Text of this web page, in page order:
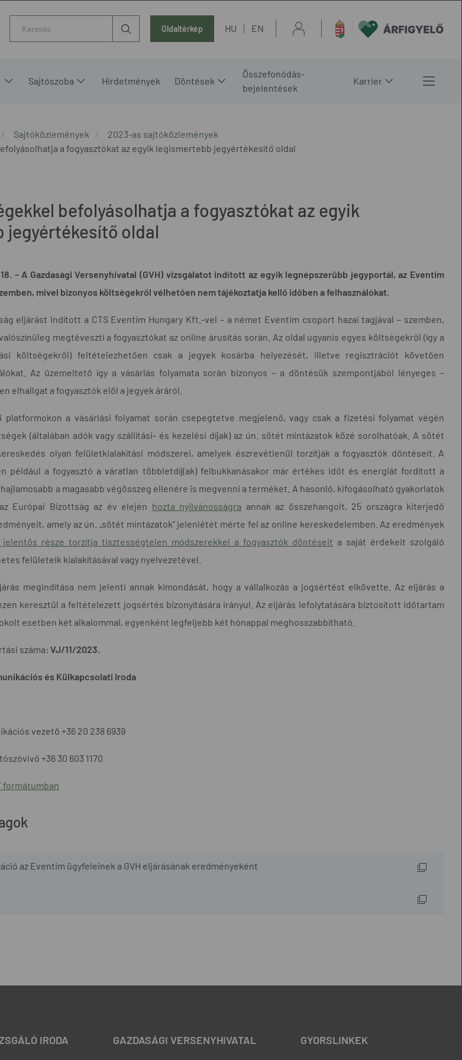
Oldaltérkép HU EN
Sajtószoba Hirdetmények Döntések
Összefonódás-
bejelentések
Karrier
Sajtóközlemények
2023-as sajtóközlemények
a fogyasztókat az egyik legismertebb jegyértékesítő oldal
befolyásolhatja a fogyasztókat az egyik
jegyértékesítő oldal
– A Gazdasági Versenyhivatal (GVH) vizsgálatot indított az egyik legnépszerűbb jegyportál, az Eventim
mivel bizonyos költségekről vélhetően nem tájékoztatja kellő időben a felhasználókat.
eljárást indított a CTS Eventim Hungary Kft.-vel – a német Eventim csoport hazai tagjával – szemben,
megtéveszti a fogyasztókat az online árusítás során. Az oldal ugyanis egyes költségekről (így a
költségekről) feltételezhetően csak a jegyek kosárba helyezését, illetve regisztrációt követően
Az üzemeltető így a vásárlás folyamata során bizonyos – a döntésük szempontjából lényeges –
elhallgat a fogyasztók elől a jegyek áráról.
platformokon a vásárlási folyamat során csepegtetve megjelenő, vagy csak a fizetési folyamat végén
(általában adók vagy szállítási- és kezelési díjak) az ún. sötét mintázatok közé sorolhatóak. A sötét
olyan felületkialakítási módszerei, amelyek észrevétlenül torzítják a fogyasztók döntéseit. A
például a fogyasztó a váratlan többletdíj(ak) felbukkanásakor már értékes időt és energiát fordított a
a magasabb végösszeg ellenére is megvenni a terméket. A hasonló, kifogásolható gyakorlatok
Európai Bizottság az év elején hozta nyilvánosságra annak az összehangolt, 25 országra kiterjedő
amely az ún. „sötét mintázatok” jelenlétét mérte fel az online kereskedelemben. Az eredmények
jelentős része torzítja tisztességtelen módszerekkel a fogyasztók döntéseit a saját érdekeit szolgáló
felületeik kialakításával vagy nyelvezetével.
megindítása nem jelenti annak kimondását, hogy a vállalkozás a jogsértést elkövette. Az eljárás a
keresztül a feltételezett jogsértés bizonyítására irányul. Az eljárás lefolytatására biztosított időtartam
esetben két alkalommal, egyenként legfeljebb két hónappal meghosszabbítható.
száma: VJ/11/2023.
és Külkapcsolati Iroda
vezető +36 20 238 6939
+36 30 603 1170
formátumban
az Eventim ügyfeleinek a GVH eljárásának eredményeként
IRODA GAZDASÁGI VERSENYHIVATAL GYORSLINKEK